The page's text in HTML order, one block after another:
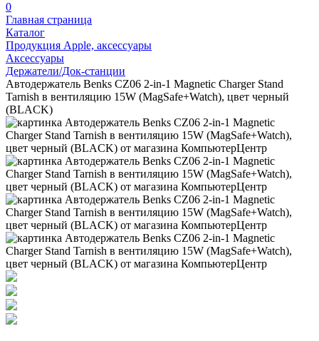
0
Главная страница
Каталог
Продукция Apple, аксессуары
Аксессуары
Держатели/Док-станции
Автодержатель Benks CZ06 2-in-1 Magnetic Charger Stand
Tarnish в вентиляцию 15W (MagSafe+Watch), цвет черный
(BLACK)